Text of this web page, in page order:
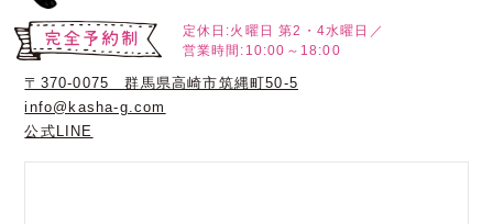
定休日:火曜日 第2・4水曜日／
営業時間:10:00～18:00
〒370-0075 群馬県高崎市筑縄町50-5
info@kasha-g.com
公式LINE